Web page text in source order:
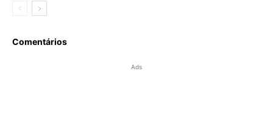
Comentários
Ads